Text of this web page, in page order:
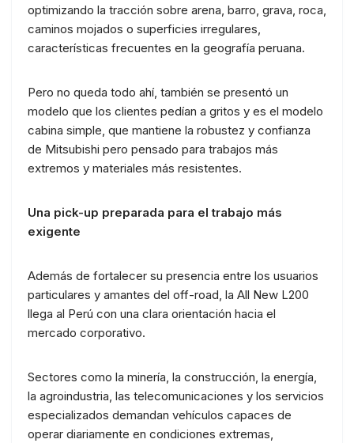
optimizando la tracción sobre arena, barro, grava, roca,
caminos mojados o superficies irregulares,
características frecuentes en la geografía peruana.
Pero no queda todo ahí, también se presentó un
modelo que los clientes pedían a gritos y es el modelo
cabina simple, que mantiene la robustez y confianza
de Mitsubishi pero pensado para trabajos más
extremos y materiales más resistentes.
Una pick-up preparada para el trabajo más
exigente
Además de fortalecer su presencia entre los usuarios
particulares y amantes del off-road, la All New L200
llega al Perú con una clara orientación hacia el
mercado corporativo.
Sectores como la minería, la construcción, la energía,
la agroindustria, las telecomunicaciones y los servicios
especializados demandan vehículos capaces de
operar diariamente en condiciones extremas,